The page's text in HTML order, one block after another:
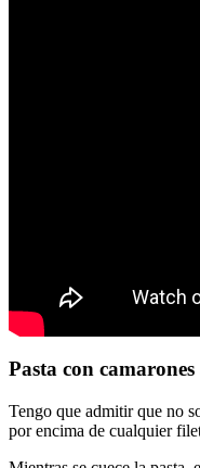
Pasta con
Tengo que admitir que no
por encima de cualquier